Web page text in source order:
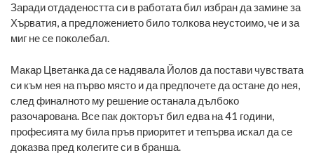
Заради отдадеността си в работата бил избран да замине за
Хърватия, а предложението било толкова неустоимо, че и за
миг не се поколебал.
Макар Цветанка да се надявала Йолов да постави чувствата
си към нея на първо място и да предпочете да остане до нея,
след финалното му решение останала дълбоко
разочарована. Все пак докторът бил едва на 41 години,
професията му била пръв приоритет и тепърва искал да се
доказва пред колегите си в бранша.